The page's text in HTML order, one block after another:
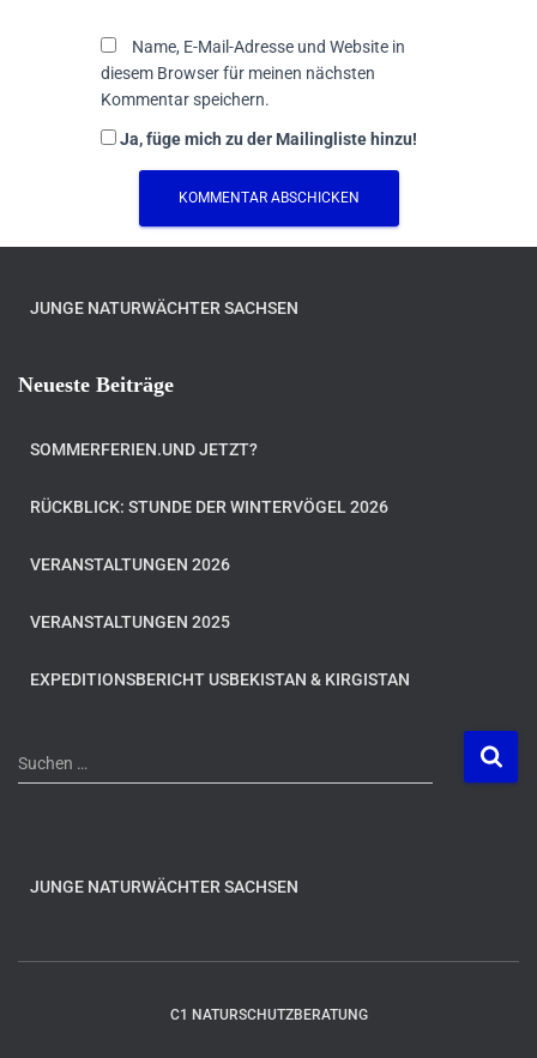
Name, E-Mail-Adresse und Website in
diesem Browser für meinen nächsten
Kommentar speichern.
Ja, füge mich zu der Mailingliste hinzu!
JUNGE NATURWÄCHTER SACHSEN
Neueste Beiträge
SOMMERFERIEN.UND JETZT?
RÜCKBLICK: STUNDE DER WINTERVÖGEL 2026
VERANSTALTUNGEN 2026
VERANSTALTUNGEN 2025
EXPEDITIONSBERICHT USBEKISTAN & KIRGISTAN
S
u
c
Suchen …
JUNGE NATURWÄCHTER SACHSEN
C1 NATURSCHUTZBERATUNG